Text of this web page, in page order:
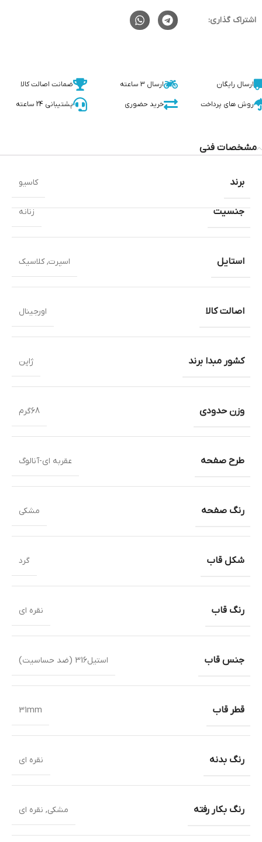
اشتراک گذاری:
ارسال رایگان ارسال 3 ساعته ضمانت اصالت کالا
روش های پرداخت خرید حضوری پشتیبانی 24 ساعته
مشخصات فنی
جنسیت زنانه
استایل اسپرت,کلاسیک
اصالت کالا اورجینال
کشور مبدا برند ژاپن
وزن حدودی 68گرم
طرح صفحه عقربه ای-آنالوگ
رنگ صفحه مشکی
شکل قاب گرد
رنگ قاب نقره ای
جنس قاب استیل316 (ضد حساسیت)
قطر قاب 31mm
رنگ بدنه نقره ای
رنگ بکار رفته مشکی, نقره ای
برند کاسیو